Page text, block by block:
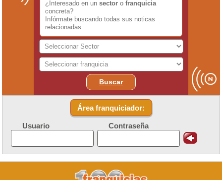
¿Interesado en un sector o franquicia
concreta?
Infórmate buscando todas sus noticas
relacionadas
Buscar
Área franquiciador:
Usuario Contraseña